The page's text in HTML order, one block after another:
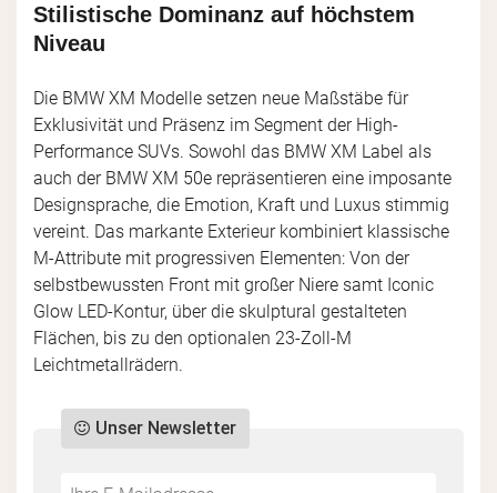
Stilistische Dominanz auf höchstem
Niveau
Die BMW XM Modelle setzen neue Maßstäbe für
Exklusivität und Präsenz im Segment der High-
Performance SUVs. Sowohl das BMW XM Label als
auch der BMW XM 50e repräsentieren eine imposante
Designsprache, die Emotion, Kraft und Luxus stimmig
vereint. Das markante Exterieur kombiniert klassische
M-Attribute mit progressiven Elementen: Von der
selbstbewussten Front mit großer Niere samt Iconic
Glow LED-Kontur, über die skulptural gestalteten
Flächen, bis zu den optionalen 23-Zoll-M
Leichtmetallrädern.
Do
Unser Newsletter
*Ihre